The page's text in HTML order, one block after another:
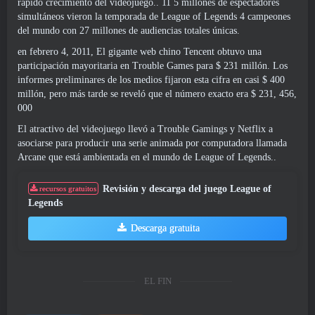
rápido crecimiento del videojuego.. 11 5 millones de espectadores
simultáneos vieron la temporada de League of Legends 4 campeones
del mundo con 27 millones de audiencias totales únicas.
en febrero 4, 2011, El gigante web chino Tencent obtuvo una
participación mayoritaria en Trouble Games para $ 231 millón. Los
informes preliminares de los medios fijaron esta cifra en casi $ 400
millón, pero más tarde se reveló que el número exacto era $ 231, 456,
000
El atractivo del videojuego llevó a Trouble Gamings y Netflix a
asociarse para producir una serie animada por computadora llamada
Arcane que está ambientada en el mundo de League of Legends..
recursos gratuitos
Revisión y descarga del juego League of
Legends
Descarga gratuita
EL FIN